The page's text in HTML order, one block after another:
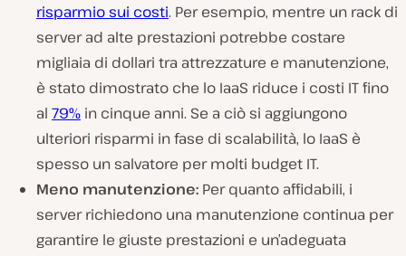
risparmio sui costi. Per esempio, mentre un rack di
server ad alte prestazioni potrebbe costare
migliaia di dollari tra attrezzature e manutenzione,
è stato dimostrato che lo IaaS riduce i costi IT fino
al 79% in cinque anni. Se a ciò si aggiungono
ulteriori risparmi in fase di scalabilità, lo IaaS è
spesso un salvatore per molti budget IT.
Meno manutenzione: Per quanto affidabili, i
server richiedono una manutenzione continua per
garantire le giuste prestazioni e un’adeguata